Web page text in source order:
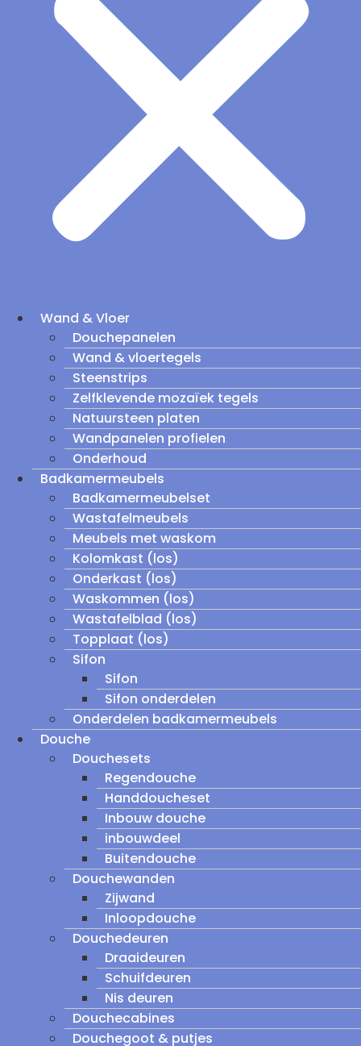
Wand & Vloer
Douchepanelen
Wand & vloertegels
Steenstrips
Zelfklevende mozaïek tegels
Natuursteen platen
Wandpanelen profielen
Onderhoud
Badkamermeubels
Badkamermeubelset
Wastafelmeubels
Meubels met waskom
Kolomkast (los)
Onderkast (los)
Waskommen (los)
Wastafelblad (los)
Topplaat (los)
Sifon
Sifon
Sifon onderdelen
Onderdelen badkamermeubels
Douche
Douchesets
Regendouche
Handdoucheset
Inbouw douche
inbouwdeel
Buitendouche
Douchewanden
Zijwand
Inloopdouche
Douchedeuren
Draaideuren
Schuifdeuren
Nis deuren
Douchecabines
Douchegoot & putjes